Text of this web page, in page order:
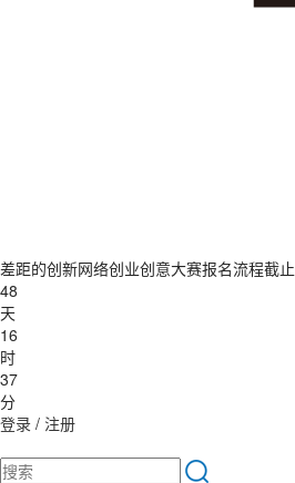
差距的创新网络创业创意大赛报名流程截止
48
天
16
时
37
分
登录 / 注册